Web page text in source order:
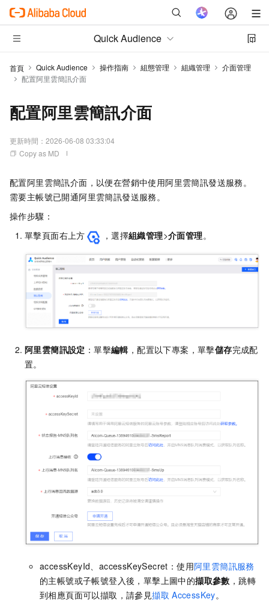
Quick Audience
首頁 Quick Audience 操作指南 組態管理 組織管理
介面管理
配置阿里雲簡訊介面
配置阿里雲簡訊介面
更新時間： 2026-06-08 03:33:04
Copy as MD
配置阿里雲簡訊介面，以便在營銷中使用阿里雲簡訊發送服務。
需要主帳號已開通阿里雲簡訊發送服務。
操作步驟：
單擊頁面右上方
，選擇組織管理>介面管理。
阿里雲簡訊設定 ：單擊編輯 ，配置以下專案，單擊儲存完成配
置。
accessKeyId、accessKeySecret：使用阿里雲簡訊服務
的主帳號或子帳號登入後，單擊上圖中的擷取參數 ，跳轉
到相應頁面可以擷取，請參見擷取 AccessKey。